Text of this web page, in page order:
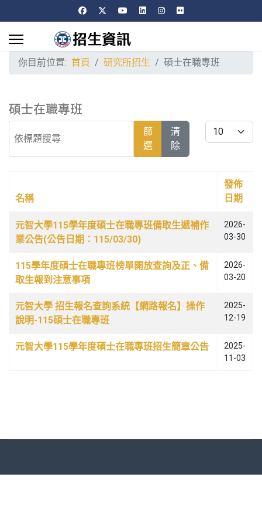
你目前位置: 首頁 研究所招生 碩士在職專班
碩士在職專班
篩
選
清
除
每頁顯示條數
文章列表
名稱
發佈
日期
元智大學115學年度碩士在職專班備取生遞補作
業公告(公告日期：115/03/30)
2026-
03-30
115學年度碩士在職專班榜單開放查詢及正、備
取生報到注意事項
2026-
03-20
元智大學 招生報名查詢系統【網路報名】操作
說明-115碩士在職專班
2025-
12-19
元智大學115學年度碩士在職專班招生簡章公告
2025-
11-03